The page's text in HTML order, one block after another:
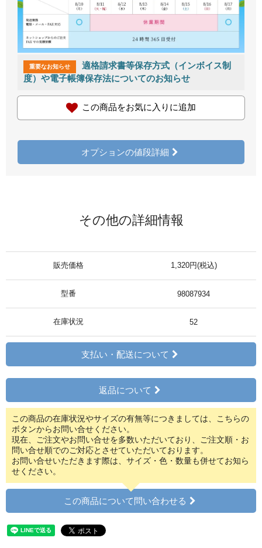
重要なお知らせ
適格請求書等保存方式（インボイス制
度）や電子帳簿保存法についてのお知らせ
この商品をお気に入りに追加
オプションの値段詳細
その他の詳細情報
販売価格 1,320円(税込)
型番 98087934
在庫状況 52
支払い・配送について
返品について
この商品の在庫状況やサイズの有無等につきましては、こちらの
ボタンからお問い合せください。
現在、ご注文やお問い合せを多数いただいており、ご注文順・お
問い合せ順でのご対応とさせていただいております。
お問い合せいただきます際は、サイズ・色・数量も併せてお知ら
せください。
この商品について問い合わせる